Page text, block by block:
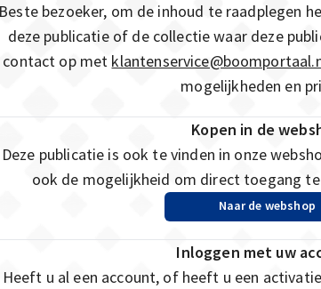
Beste bezoeker, om de inhoud te raadplegen
deze publicatie of de collectie waar deze
contact op met
mogelijkheden en
Kopen in de
Deze publicatie is ook te vinden in onze
ook de mogelijkheid om direct toegang
Naar de webshop
Inloggen met uw
Heeft u al een account, of heeft u een